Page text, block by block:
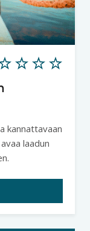
kannattavaan
laadun